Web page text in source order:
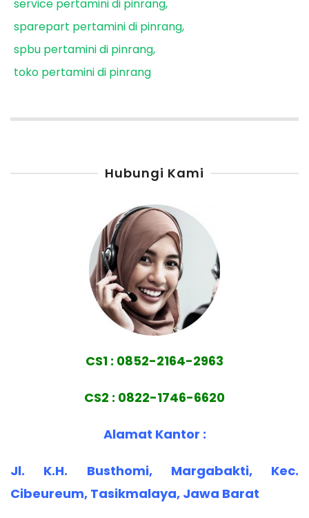
service pertamini di pinrang
sparepart pertamini di pinrang
spbu pertamini di pinrang
toko pertamini di pinrang
Hubungi Kami
CS1 : 0852-2164-2963
CS2 : 0822-1746-6620
Alamat Kantor :
Jl. K.H. Busthomi, Margabakti, Kec.
Cibeureum, Tasikmalaya, Jawa Barat